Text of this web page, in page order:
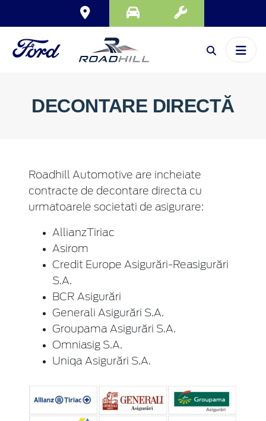
DECONTARE DIRECTĂ
Roadhill Automotive are incheiate
contracte de decontare directa cu
urmatoarele societati de asigurare:
AllianzTiriac
Asirom
Credit Europe Asigurări-Reasigurări
S.A.
BCR Asigurări
Generali Asigurări S.A.
Groupama Asigurări S.A.
Omniasig S.A.
Uniqa Asigurări S.A.